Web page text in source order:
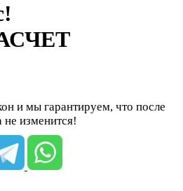
и мы гарантируем, что после
изменится!